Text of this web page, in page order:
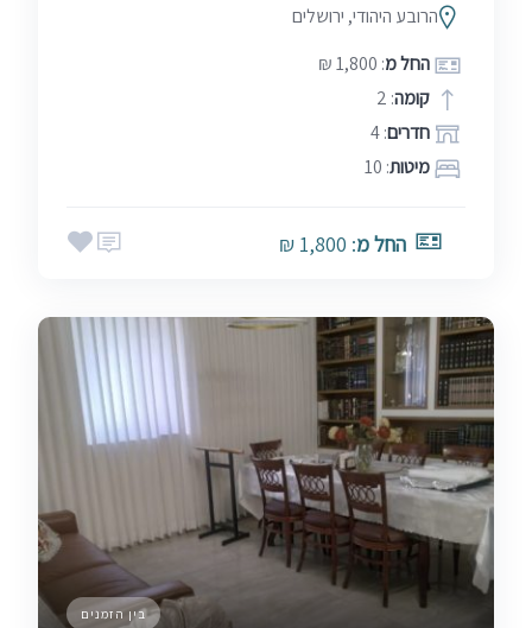
הרובע היהודי, ירושלים
החל מ: 1,800 ₪
קומה: 2
חדרים: 4
מיטות: 10
החל מ: 1,800 ₪
בין הזמנים